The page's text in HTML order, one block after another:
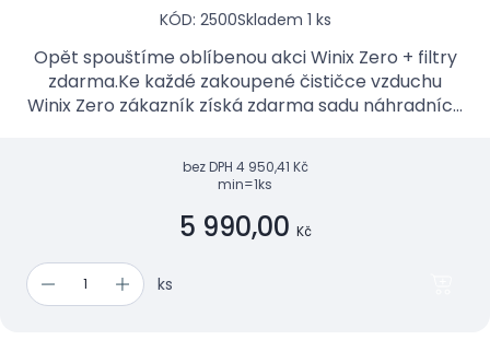
KÓD: 2500Skladem 1 ks
Opět spouštíme oblíbenou akci Winix Zero + filtry
zdarma.Ke každé zakoupené čističce vzduchu
Winix Zero zákazník získá zdarma sadu náhradních
bez DPH 4 950,41 Kč
min=1ks
5 990,00 Kč
ks